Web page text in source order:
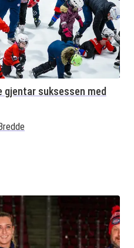
gjentar suksessen med